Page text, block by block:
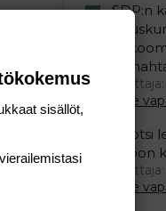
SDP:n
Aihe
Ruotsi
Viroon
Aihe
sisällöt,